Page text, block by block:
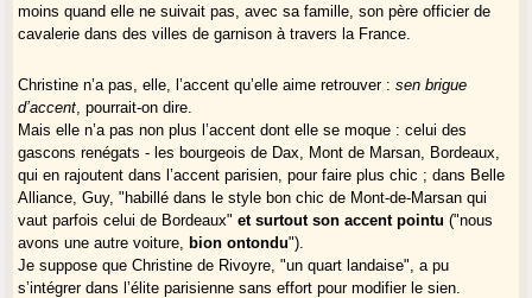
moins quand elle ne suivait pas, avec sa famille, son père officier de
cavalerie dans des villes de garnison à travers la France.
Christine n’a pas, elle, l’accent qu’elle aime retrouver :sen brigue
d’accent , pourrait-on dire.
Mais elle n’a pas non plus l’accent dont elle se moque : celui des
gascons renégats - les bourgeois de Dax, Mont de Marsan, Bordeaux,
qui en rajoutent dans l’accent parisien, pour faire plus chic ; dans Belle
Alliance, Guy, "habillé dans le style bon chic de Mont-de-Marsan qui
vaut parfois celui de Bordeaux" et surtout son accent pointu ("nous
avons une autre voiture,
bion ontondu").
Je suppose que Christine de Rivoyre, "un quart landaise", a pu
s’intégrer dans l’élite parisienne sans effort pour modifier le sien.